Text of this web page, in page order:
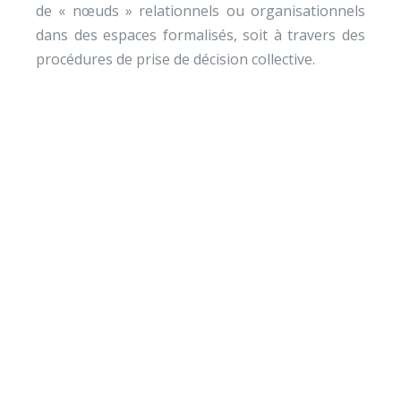
de « nœuds » relationnels ou organisationnels
dans des espaces formalisés, soit à travers des
procédures de prise de décision collective.